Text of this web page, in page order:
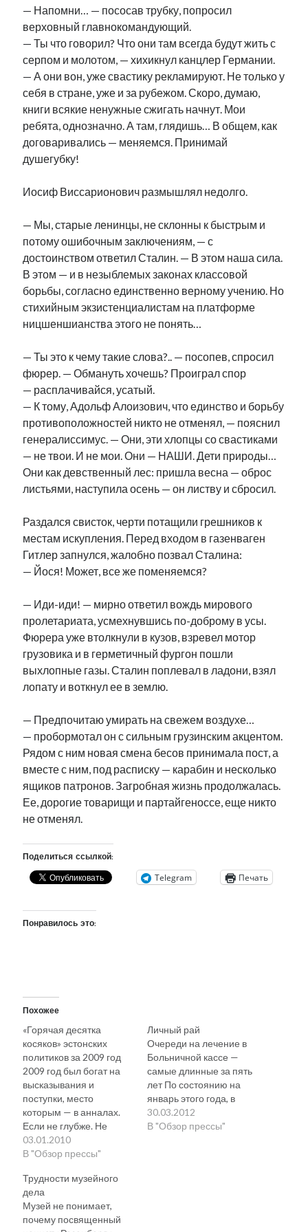
— Напомни… — пососав трубку, попросил
верховный главнокомандующий.
— Ты что говорил? Что они там всегда будут жить с
серпом и молотом, — хихикнул канцлер Германии.
— А они вон, уже свастику рекламируют. Не только у
себя в стране, уже и за рубежом. Скоро, думаю,
книги всякие ненужные сжигать начнут. Мои
ребята, однозначно. А там, глядишь… В общем, как
договаривались — меняемся. Принимай
душегубку!
Иосиф Виссарионович размышлял недолго.
— Мы, старые ленинцы, не склонны к быстрым и
потому ошибочным заключениям, — с
достоинством ответил Сталин. — В этом наша сила.
В этом — и в незыблемых законах классовой
борьбы, согласно единственно верному учению. Но
стихийным экзистенциалистам на платформе
ницшеншианства этого не понять…
— Ты это к чему такие слова?.. — посопев, спросил
фюрер. — Обмануть хочешь? Проиграл спор
— расплачивайся, усатый.
— К тому, Адольф Алоизович, что единство и борьбу
противоположностей никто не отменял, — пояснил
генералиссимус. — Они, эти хлопцы со свастиками
— не твои. И не мои. Они — НАШИ. Дети природы…
Они как девственный лес: пришла весна — оброс
листьями, наступила осень — он листву и сбросил.
Раздался свисток, черти потащили грешников к
местам искупления. Перед входом в газенваген
Гитлер запнулся, жалобно позвал Сталина:
— Йося! Может, все же поменяемся?
— Иди-иди! — мирно ответил вождь мирового
пролетариата, усмехнувшись по-доброму в усы.
Фюрера уже втолкнули в кузов, взревел мотор
грузовика и в герметичный фургон пошли
выхлопные газы. Сталин поплевал в ладони, взял
лопату и воткнул ее в землю.
— Предпочитаю умирать на свежем воздухе…
— пробормотал он с сильным грузинским акцентом.
Рядом с ним новая смена бесов принимала пост, а
вместе с ним, под расписку — карабин и несколько
ящиков патронов. Загробная жизнь продолжалась.
Ее, дорогие товарищи и партайгеноссе, еще никто
не отменял.
Поделиться ссылкой:
Telegram Печать
Понравилось это:
Похожее
«Горячая десятка
косяков» эстонских
политиков за 2009 год
2009 год был богат на
высказывания и
поступки, место
которым — в анналах.
Если не глубже. Не
менее пяти дюжин
ляпов отцов эстонской
вербальных и
невербальных,
конкурировали на место
в «горячей десятке». Так
03.01.2010
В "Обзор прессы"
Личный рай
Очереди на лечение в
Больничной кассе —
самые длинные за пять
лет По состоянию на
январь этого года, в
очереди на
амбулаторное лечение
30.03.2012
В "Обзор прессы"
Трудности музейного
дела
Музей не понимает,
почему посвященный